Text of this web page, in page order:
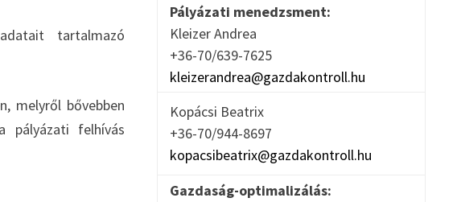
tartalmazó
melyről bővebben
felhívás
Pályázati menedzsment:
Kleizer Andrea
+36-70/639-7625
kleizerandrea@gazdakontroll.hu
Kopácsi Beatrix
+36-70/944-8697
kopacsibeatrix@gazdakontroll.hu
Gazdaság-optimalizálás: